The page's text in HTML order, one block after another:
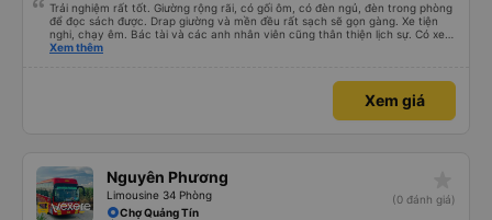
Trải nghiệm rất tốt. Giường rộng rãi, có gối ôm, có đèn ngủ, đèn trong phòng
để đọc sách được. Drap giường và mền đều rất sạch sẽ gọn gàng. Xe tiện
nghi, chạy êm. Bác tài và các anh nhân viên cũng thân thiện lịch sự. Có xe
trung chuyển về nội thành thành phố tuy hoà rất tiện. Giá vé hợp lý. Nói
Xem thêm
Xem giá
Nguyên Phương
Limousine 34 Phòng
(0 đánh giá)
Chợ Quảng Tín